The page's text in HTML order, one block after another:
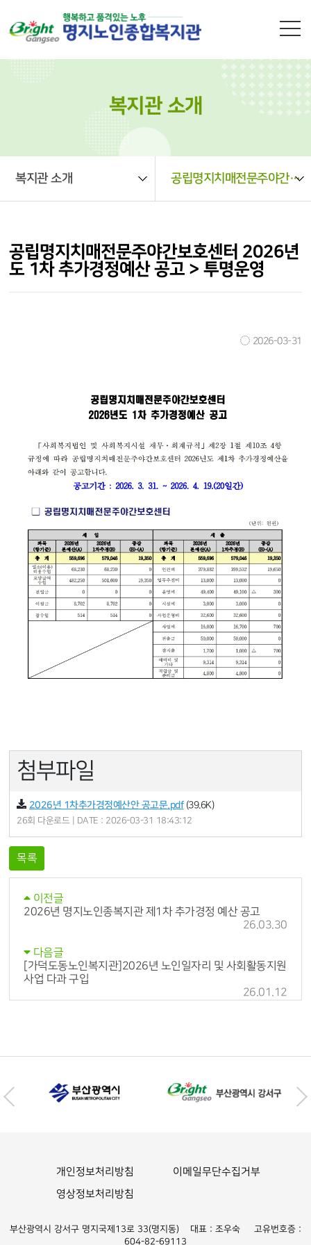
복지관 소개
복지관 소개 공립명지치매전문주야간보호센터 2026년도 1차 추가경정예산 공고 > 투명운영
공립명지치매전문주야간보호센터 2026년
도 1차 추가경정예산 공고 > 투명운영
2026-03-31
첨부파일
2026년 1차추가경정예산안 공고문.pdf(39.6K)
26회 다운로드 | DATE : 2026-03-31 18:43:12
목록
이전글
2026년 명지노인종복지관 제1차 추가경정 예산 공고
26.03.30
다음글
[가덕도동노인복지관]2026년 노인일자리 및 사회활동지원
사업 다과 구입
26.01.12
개인정보처리방침
이메일무단수집거부
영상정보처리방침
부산광역시 강서구 명지국제13로 33(명지동) 대표 : 조우숙 고유번호증 :
604-82-69113